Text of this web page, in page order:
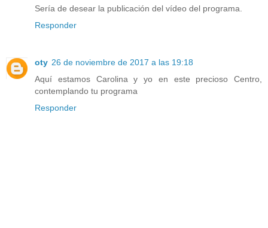
Sería de desear la publicación del vídeo del programa.
Responder
oty 26 de noviembre de 2017 a las 19:18
Aquí estamos Carolina y yo en este precioso Centro,
contemplando tu programa
Responder